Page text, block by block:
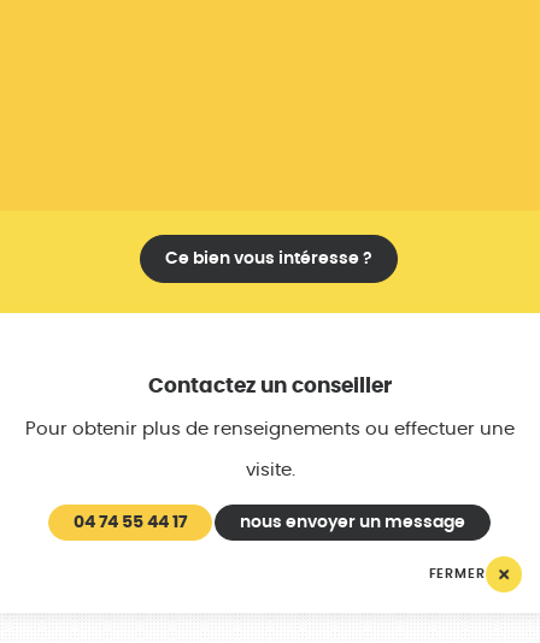
Ce bien vous intéresse ?
Contactez un conseiller
Pour obtenir plus de renseignements ou effectuer une
visite.
04 74 55 44 17 nous envoyer un message
FERMER